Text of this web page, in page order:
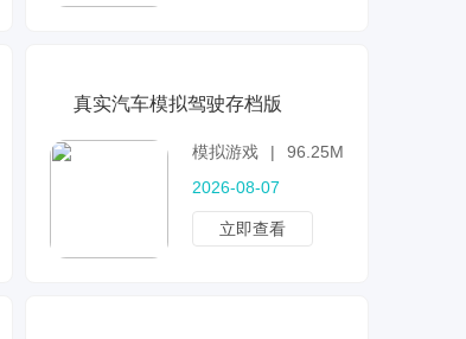
真实汽车模拟驾驶存档版
模拟游戏 |
96.25MB
2026-08-07
立即查看